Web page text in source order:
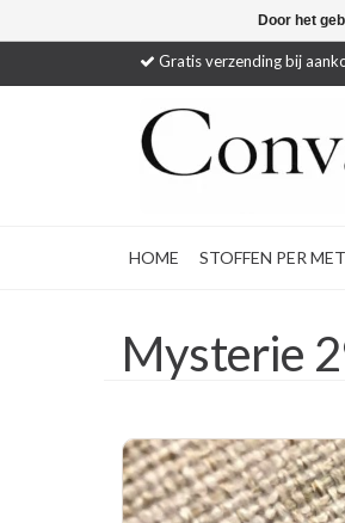
Gratis verzending bij
HOME STOFFEN PER
Mysterie
Door het